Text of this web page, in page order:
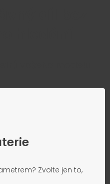
Zvolte jen to,